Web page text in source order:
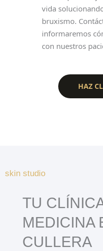
vida
bruxismo.
informaremos
con nuestros
HAZ
skin studio
TU
MEDICINA
CULLERA